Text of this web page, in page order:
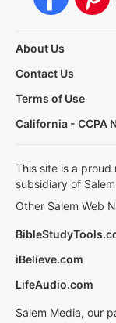
About Us
Contact Us
Terms of Use
California - CCPA
This site is a proud
subsidiary of
Other Salem Web
iBelieve.com
LifeAudio.com
Salem Media, our